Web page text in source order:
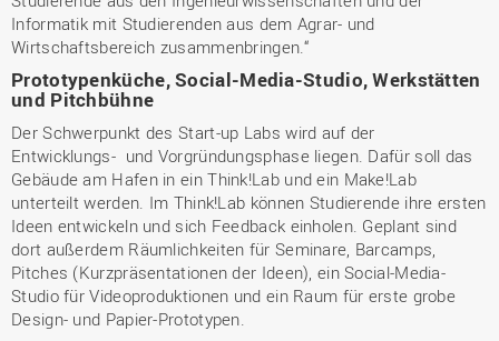
Informatik mit Studierenden aus dem Agrar- und
Wirtschaftsbereich zusammenbringen.“
Prototypenküche, Social-Media-Studio, Werkstätten
und Pitchbühne
Der Schwerpunkt des Start-up Labs wird auf der
Entwicklungs- und Vorgründungsphase liegen. Dafür soll das
Gebäude am Hafen in ein Think!Lab und ein Make!Lab
unterteilt werden. Im Think!Lab können Studierende ihre ersten
Ideen entwickeln und sich Feedback einholen. Geplant sind
dort außerdem Räumlichkeiten für Seminare, Barcamps,
Pitches (Kurzpräsentationen der Ideen), ein Social-Media-
Studio für Videoproduktionen und ein Raum für erste grobe
Design- und Papier-Prototypen.